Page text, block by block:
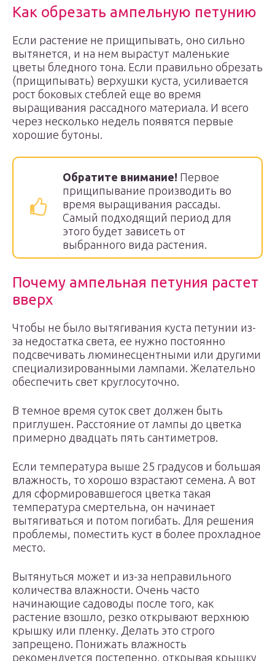
Как обрезать ампельную петунию
Если растение не прищипывать, оно сильно
вытянется, и на нем вырастут маленькие
цветы бледного тона. Если правильно обрезать
(прищипывать) верхушки куста, усиливается
рост боковых стеблей еще во время
выращивания рассадного материала. И всего
через несколько недель появятся первые
хорошие бутоны.
Обратите внимание! Первое
прищипывание производить во
время выращивания рассады.
Самый подходящий период для
этого будет зависеть от
выбранного вида растения.
Почему ампельная петуния растет
вверх
Чтобы не было вытягивания куста петунии из-
за недостатка света, ее нужно постоянно
подсвечивать люминесцентными или другими
специализированными лампами. Желательно
обеспечить свет круглосуточно.
В темное время суток свет должен быть
приглушен. Расстояние от лампы до цветка
примерно двадцать пять сантиметров.
Если температура выше 25 градусов и большая
влажность, то хорошо взрастают семена. А вот
для сформировавшегося цветка такая
температура смертельна, он начинает
вытягиваться и потом погибать. Для решения
проблемы, поместить куст в более прохладное
место.
Вытянуться может и из-за неправильного
количества влажности. Очень часто
начинающие садоводы после того, как
растение взошло, резко открывают верхнюю
крышку или пленку. Делать это строго
запрещено. Понижать влажность
рекомендуется постепенно, открывая крышку